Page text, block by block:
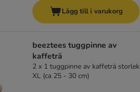
Lägg till i varukorg
beeztees tuggpinne av
kaffeträ
2 x 1 tuggpinne av kaffeträ storlek
XL (ca 25 - 30 cm)